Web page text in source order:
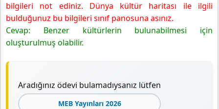
bilgileri not ediniz. Dünya kültür haritası ile ilgili
bulduğunuz bu bilgileri sınıf panosuna asınız.
Cevap: Benzer kültürlerin bulunabilmesi için
oluşturulmuş olabilir.
Aradığınız ödevi bulamadıysanız lütfen
MEB Yayınları 2026